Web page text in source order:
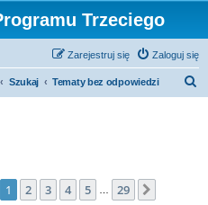
Trzeciego
Zaloguj się
Zarejestruj się
Szukaj Tematy bez odpowiedzi
Strona z29
1 2 3 4 5 29